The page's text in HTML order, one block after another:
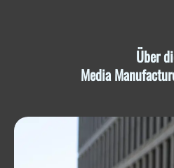
Über
Media